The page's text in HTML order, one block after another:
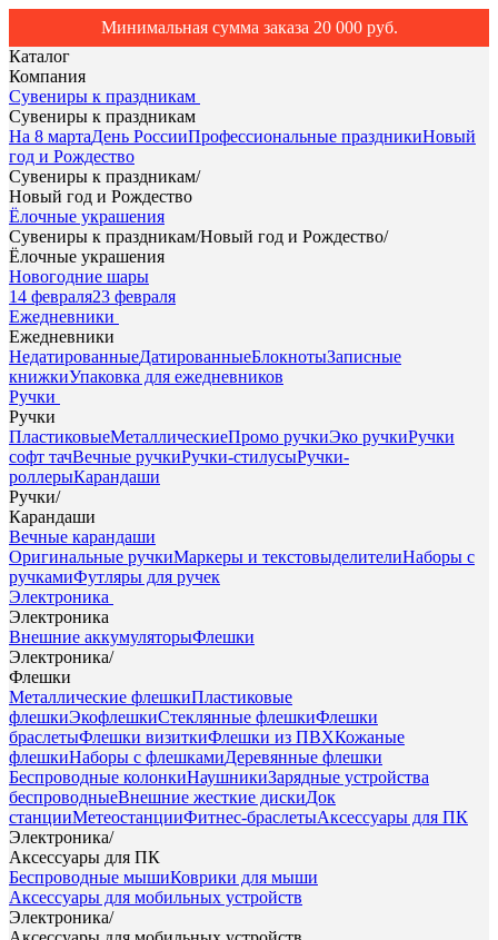
Минимальная сумма заказа 20 000 руб.
Каталог
Компания
Сувениры к праздникам
Сувениры к праздникам
На 8 мартаДень РоссииПрофессиональные праздникиНовый
год и Рождество
Сувениры к праздникам/
Новый год и Рождество
Ёлочные украшения
Сувениры к праздникам/Новый год и Рождество/
Ёлочные украшения
Новогодние шары
14 февраля23 февраля
Ежедневники
Ежедневники
НедатированныеДатированныеБлокнотыЗаписные
книжкиУпаковка для ежедневников
Ручки
Ручки
ПластиковыеМеталлическиеПромо ручкиЭко ручкиРучки
софт тачВечные ручкиРучки-стилусыРучки-
роллерыКарандаши
Ручки/
Карандаши
Вечные карандаши
Оригинальные ручкиМаркеры и текстовыделителиНаборы с
ручкамиФутляры для ручек
Электроника
Электроника
Внешние аккумуляторыФлешки
Электроника/
Флешки
Металлические флешкиПластиковые
флешкиЭкофлешкиСтеклянные флешкиФлешки
браслетыФлешки визиткиФлешки из ПВХКожаные
флешкиНаборы с флешкамиДеревянные флешки
Беспроводные колонкиНаушникиЗарядные устройства
беспроводныеВнешние жесткие дискиДок
станцииМетеостанцииФитнес-браслетыАксессуары для ПК
Электроника/
Аксессуары для ПК
Беспроводные мышиКоврики для мыши
Аксессуары для мобильных устройств
Электроника/